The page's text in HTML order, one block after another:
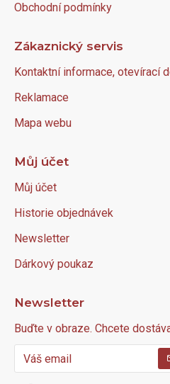
Obchodní podmínky
Zákaznický servis
Kontaktní informace, otevírací
Reklamace
Mapa webu
Můj účet
Můj účet
Historie objednávek
Newsletter
Dárkový poukaz
Newsletter
Buďte v obraze. Chcete